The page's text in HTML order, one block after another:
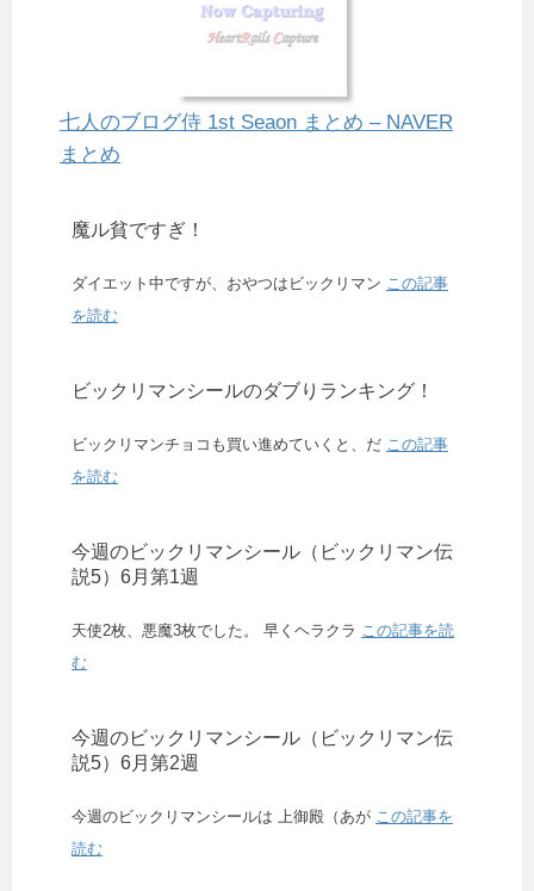
七人のブログ侍 1st Seaon まとめ – NAVER
まとめ
魔ル貧ですぎ！
ダイエット中ですが、おやつはビックリマン この記事
を読む
ビックリマンシールのダブりランキング！
ビックリマンチョコも買い進めていくと、だ この記事
を読む
今週のビックリマンシール（ビックリマン伝
説5）6月第1週
天使2枚、悪魔3枚でした。 早くヘラクラ この記事を読
む
今週のビックリマンシール（ビックリマン伝
説5）6月第2週
今週のビックリマンシールは 上御殿（あが この記事を
読む